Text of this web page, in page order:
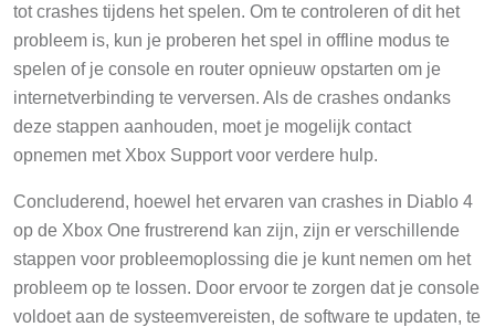
tot crashes tijdens het spelen. Om te controleren of dit het
probleem is, kun je proberen het spel in offline modus te
spelen of je console en router opnieuw opstarten om je
internetverbinding te verversen. Als de crashes ondanks
deze stappen aanhouden, moet je mogelijk contact
opnemen met Xbox Support voor verdere hulp.
Concluderend, hoewel het ervaren van crashes in Diablo 4
op de Xbox One frustrerend kan zijn, zijn er verschillende
stappen voor probleemoplossing die je kunt nemen om het
probleem op te lossen. Door ervoor te zorgen dat je console
voldoet aan de systeemvereisten, de software te updaten, te